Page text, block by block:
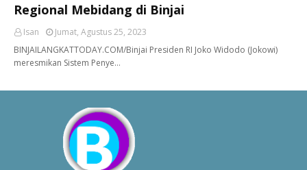
Regional Mebidang di Binjai
Isan
Jumat, Agustus 25, 2023
BINJAILANGKATTODAY.COM/Binjai Presiden RI Joko Widodo (Jokowi)
meresmikan Sistem Penye…